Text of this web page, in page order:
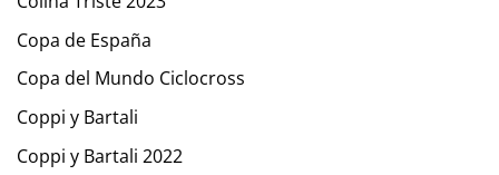
Copa de España
Copa del Mundo Ciclocross
Coppi y Bartali
Coppi y Bartali 2022